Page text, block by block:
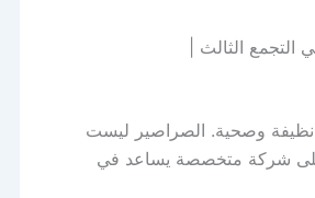
الثالث |
نظيفة وصحية. الصراصير ليست
على شركة متخصصة يساعد في